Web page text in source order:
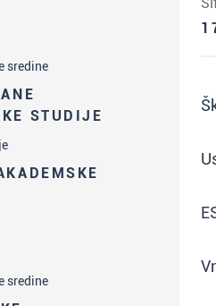
sredine
STUDIJE
sredine